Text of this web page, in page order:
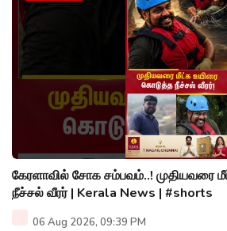
கேரளாவில் சோக சம்பவம்..! முதியவரை
நீச்சல் வீரர் | Kerala News | #shorts
06 Aug 2026, 09:39 PM